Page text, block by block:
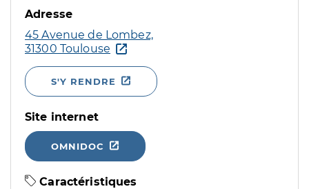
Adresse
45 Avenue de Lombez,
31300 Toulouse
S'Y RENDRE
Site internet
OMNIDOC
Caractéristiques